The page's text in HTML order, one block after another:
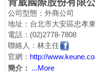
公司型態：外商公司
地址：台北市大安區忠孝
電話：(02)2778-7808
聯絡人：林主任
官網： http://
簡介：
...More